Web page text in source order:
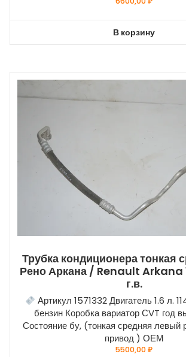
В корзину
Трубка кондиционера тонкая
Рено Аркана / Renault Arkana
г.в.
Артикул 1571332 Двигатель 1.6 л.
бензин Коробка вариатор СVT год
Состояние бу, (тонкая средняя левый
привод ) ОЕМ
5500,00₽